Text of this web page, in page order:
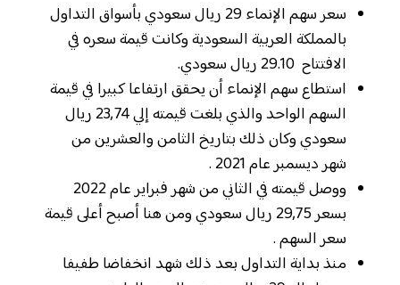
سعر سهم الإنماء 29 ريال سعودي بأسواق التداول
بالمملكة العربية السعودية وكانت قيمة سعره في
الافتتاح 29.10 ريال سعودي.
استطاع سهم الإنماء أن يحقق ارتفاعا كبيرا في قيمة
السهم الواحد والذي بلغت قيمته إلي 23,74 ريال
سعودي وكان ذلك بتاريخ الثامن والعشرين من
شهر ديسمبر عام 2021 .
ووصل قيمته في الثاني من شهر فبراير عام 2022
بسعر 29,75 ريال سعودي ومن هنا أصبح أعلى قيمة
سعر السهم .
منذ بداية التداول بعد ذلك شهد انخفاضا طفيفا